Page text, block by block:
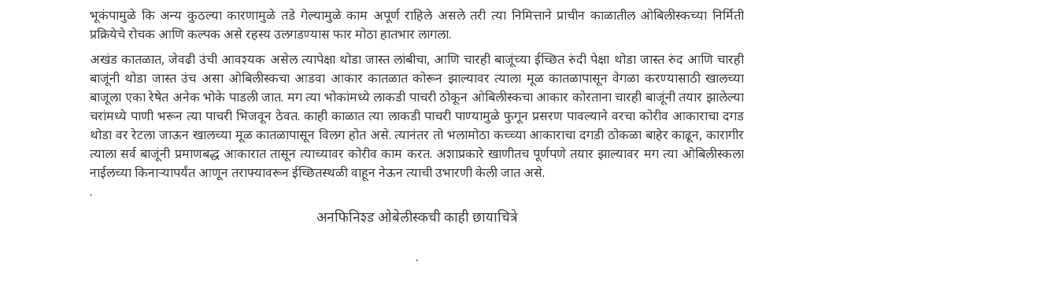
भूकंपामुळे कि अन्य कुठल्या कारणामुळे तडे गेल्यामुळे काम अपूर्ण राहिले असले तरी त्या निमित्ताने प्राचीन काळातील ओबिलीस्कच्या निर्मिती
प्रक्रियेचे रोचक आणि कल्पक असे रहस्य उलगडण्यास फार मोठा हातभार लागला.
अखंड कातळात, जेवढी उंची आवश्यक असेल त्यापेक्षा थोडा जास्त लांबीचा, आणि चारही बाजूंच्या ईच्छित रुंदी पेक्षा थोडा जास्त रुंद आणि चारही
बाजूंनी थोडा जास्त उंच असा ओबिलीस्कचा आडवा आकार कातळात कोरून झाल्यावर त्याला मूळ कातळापासून वेगळा करण्यासाठी खालच्या
बाजूला एका रेषेत अनेक भोके पाडली जात. मग त्या भोकांमध्ये लाकडी पाचरी ठोकून ओबिलीस्कचा आकार कोरताना चारही बाजूंनी तयार झालेल्या
चरांमध्ये पाणी भरून त्या पाचरी भिजवून ठेवत. काही काळात त्या लाकडी पाचरी पाण्यामुळे फुगून प्रसरण पावल्याने वरचा कोरीव आकाराचा दगड
थोडा वर रेटला जाऊन खालच्या मूळ कातळापासून विलग होत असे. त्यानंतर तो भलामोठा कच्च्या आकाराचा दगडी ठोकळा बाहेर काढून, कारागीर
त्याला सर्व बाजूंनी प्रमाणबद्ध आकारात तासून त्याच्यावर कोरीव काम करत. अशाप्रकारे खाणीतच पूर्णपणे तयार झाल्यावर मग त्या ओबिलीस्कला
नाईलच्या किनाऱ्यापर्यंत आणून तराफ्यावरून ईच्छितस्थळी वाहून नेऊन त्याची उभारणी केली जात असे.
.
अनफिनिश्ड ओबेलीस्कची काही छायाचित्रे
.